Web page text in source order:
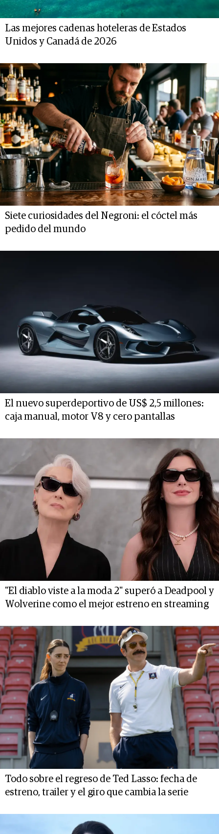
Las mejores cadenas hoteleras de Estados
Unidos y Canadá de 2026
Siete curiosidades del Negroni: el cóctel más
pedido del mundo
El nuevo superdeportivo de US$ 2,5 millones:
caja manual, motor V8 y cero pantallas
"El diablo viste a la moda 2" superó a Deadpool y
Wolverine como el mejor estreno en streaming
Todo sobre el regreso de Ted Lasso: fecha de
estreno, trailer y el giro que cambia la serie